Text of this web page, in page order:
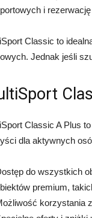
i
Classic to
Jednak jeśli
Classic A Plus
dla aktywnych
do wszystkich
premium,
korzystania